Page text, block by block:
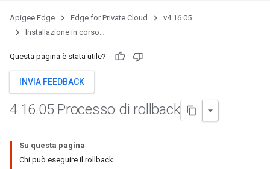
Apigee Edge Edge for Private Cloud
v4.16.05
Installazione in corso…
Questa pagina è stata utile?
INVIA FEEDBACK
4.16.05 Processo di rollback
Su questa pagina
Chi può eseguire il rollback